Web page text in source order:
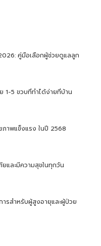
คู่มือเลือกผู้ช่วยดูแลลูก
1-5 ขวบที่ทำได้ง่ายที่บ้าน
าพแข็งแรง ในปี 2568
และมีความสุขในทุกวัน
ารสำหรับผู้สูงอายุและผู้ป่วย